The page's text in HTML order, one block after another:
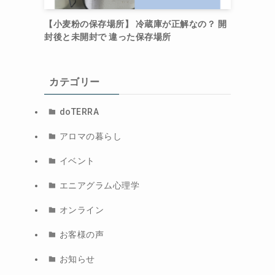
【小麦粉の保存場所】 冷蔵庫が正解なの？ 開
封後と未開封で 違った保存場所
カテゴリー
doTERRA
アロマの暮らし
イベント
エニアグラム心理学
オンライン
お客様の声
お知らせ